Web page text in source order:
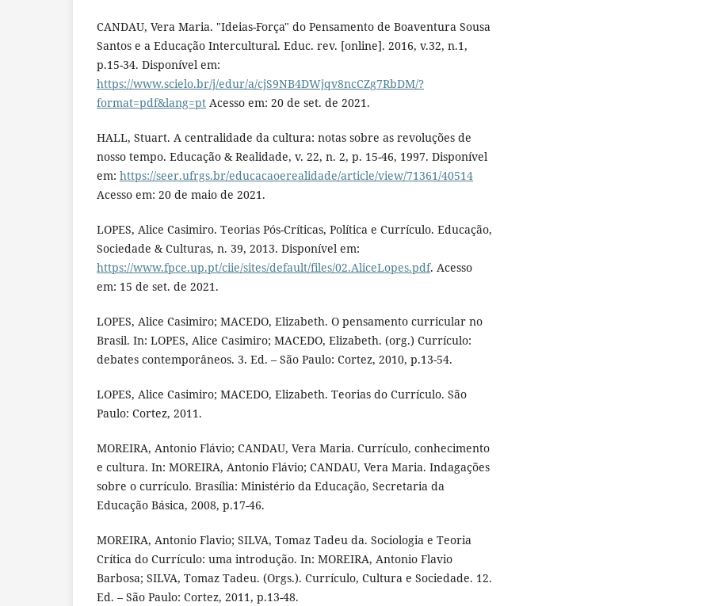
CANDAU, Vera Maria. "Ideias-Força" do Pensamento de Boaventura Sousa
Santos e a Educação Intercultural. Educ. rev. [online]. 2016, v.32, n.1,
p.15-34. Disponível em:
https://www.scielo.br/j/edur/a/cjS9NB4DWjqv8ncCZg7RbDM/?
format=pdf&lang=pt Acesso em: 20 de set. de 2021.
HALL, Stuart. A centralidade da cultura: notas sobre as revoluções de
nosso tempo. Educação & Realidade, v. 22, n. 2, p. 15-46, 1997. Disponível
em: https://seer.ufrgs.br/educacaoerealidade/article/view/71361/40514
Acesso em: 20 de maio de 2021.
LOPES, Alice Casimiro. Teorias Pós-Críticas, Política e Currículo. Educação,
Sociedade & Culturas, n. 39, 2013. Disponível em:
https://www.fpce.up.pt/ciie/sites/default/files/02.AliceLopes.pdf. Acesso
em: 15 de set. de 2021.
LOPES, Alice Casimiro; MACEDO, Elizabeth. O pensamento curricular no
Brasil. In: LOPES, Alice Casimiro; MACEDO, Elizabeth. (org.) Currículo:
debates contemporâneos. 3. Ed. – São Paulo: Cortez, 2010, p.13-54.
LOPES, Alice Casimiro; MACEDO, Elizabeth. Teorias do Currículo. São
Paulo: Cortez, 2011.
MOREIRA, Antonio Flávio; CANDAU, Vera Maria. Currículo, conhecimento
e cultura. In: MOREIRA, Antonio Flávio; CANDAU, Vera Maria. Indagações
sobre o currículo. Brasília: Ministério da Educação, Secretaria da
Educação Básica, 2008, p.17-46.
MOREIRA, Antonio Flavio; SILVA, Tomaz Tadeu da. Sociologia e Teoria
Crítica do Currículo: uma introdução. In: MOREIRA, Antonio Flavio
Barbosa; SILVA, Tomaz Tadeu. (Orgs.). Currículo, Cultura e Sociedade. 12.
Ed. – São Paulo: Cortez, 2011, p.13-48.